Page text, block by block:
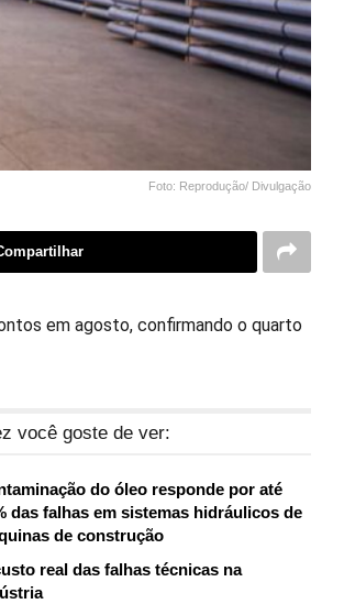
Foto: Reprodução/ Divulgação
em agosto, confirmando o quarto
você goste de ver:
do óleo responde por até
das falhas em sistemas hidráulicos de
de construção
real das falhas técnicas na